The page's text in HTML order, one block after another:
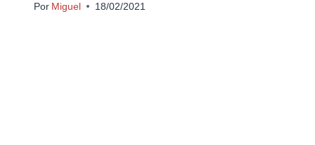
Por Miguel 18/02/2021